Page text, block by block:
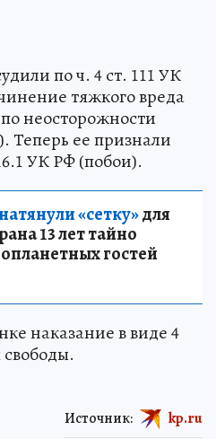
по ч. 4 ст. 111 УК
тяжкого вреда
неосторожности
Теперь ее признали
УК РФ (побои).
«сетку»для
13 лет тайно
гостей
наказание в виде 4
Источник: kp.ru